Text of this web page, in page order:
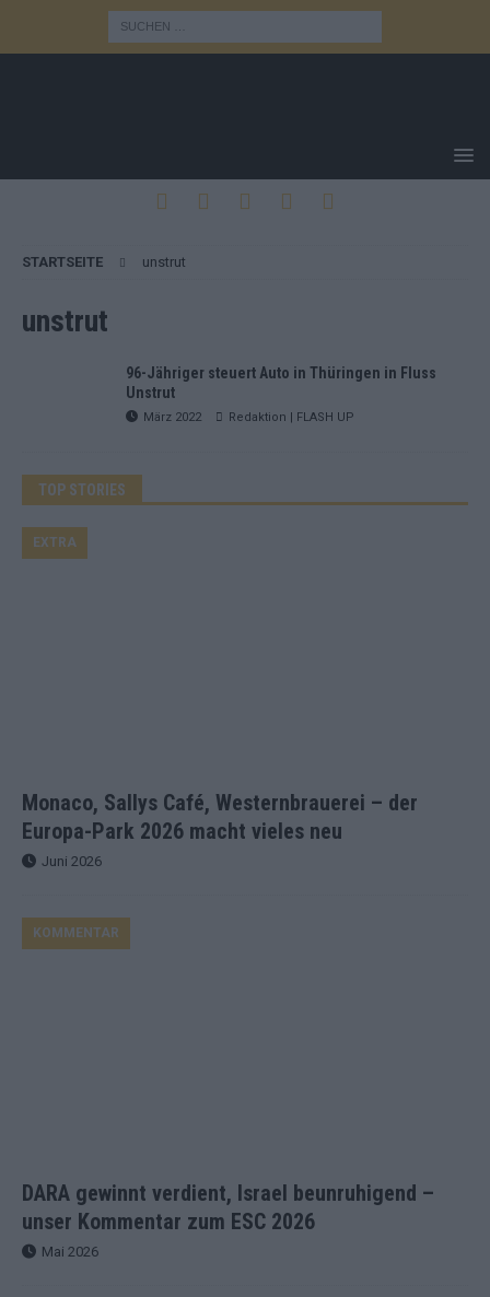
STARTSEITE unstrut
unstrut
96-Jähriger steuert Auto in Thüringen in Fluss
Unstrut
März 2022 Redaktion | FLASH UP
TOP STORIES
Monaco, Sallys Café, Westernbrauerei – der
Europa-Park 2026 macht vieles neu
EXTRA
Juni 2026
DARA gewinnt verdient, Israel beunruhigend –
unser Kommentar zum ESC 2026
KOMMENTAR
Mai 2026